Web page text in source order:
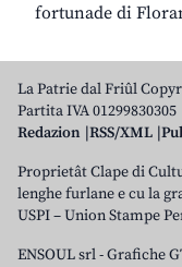
fortunade di
La Patrie dal Friûl
Partita IVA 01299830305
Redazion RSS/XML
Proprietât Clape di
lenghe furlane e cu la
USPI – Union Stampe
ENSOUL srl-Grafiche